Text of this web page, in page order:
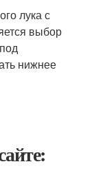
лука с
выбор
нижнее